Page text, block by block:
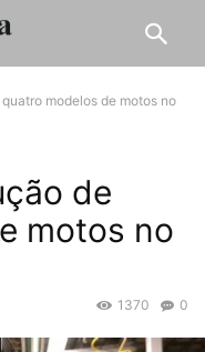
modelos de motos no
de
motos no
0
1370